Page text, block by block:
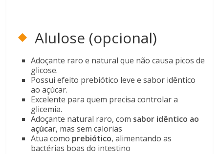
Alulose (opcional)
Adoçante raro e natural que não causa picos de
glicose.
Possui efeito prebiótico leve e sabor idêntico
ao açúcar.
Excelente para quem precisa controlar a
glicemia.
Adoçante natural raro, com sabor idêntico ao
açúcar, mas sem calorias
Atua como prebiótico, alimentando as
bactérias boas do intestino